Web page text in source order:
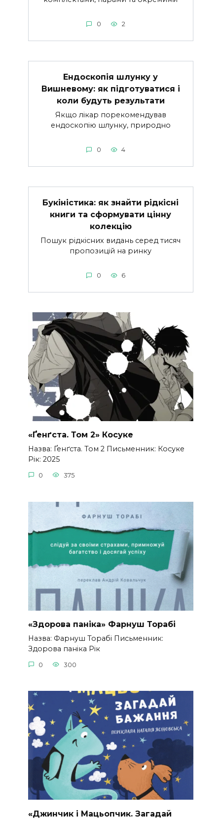
0 2
Ендоскопія шлунку у
Вишневому: як підготуватися і
коли будуть результати
Якщо лікар порекомендував
ендоскопію шлунку, природно
0 4
Букіністика: як знайти рідкісні
книги та сформувати цінну
колекцію
Пошук рідкісних видань серед тисяч
пропозицій на ринку
0 6
«Ґенґста. Том 2» Косуке
Назва: Ґенґста. Том 2 Письменник: Косуке
Рік: 2025
0 375
«Здорова паніка» Фарнуш Торабі
Назва: Фарнуш Торабі Письменник:
Здорова паніка Рік
0 300
«Джинчик і Мацьопчик. Загадай